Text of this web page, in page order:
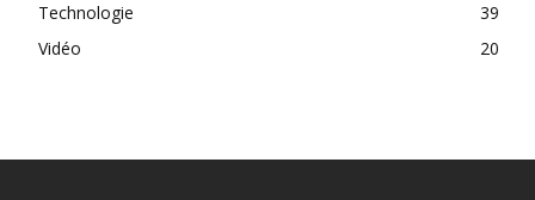
Technologie
39
Vidéo
20